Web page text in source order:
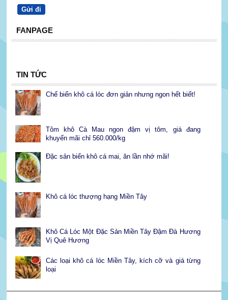
FANPAGE
TIN TỨC
Chế biến khô cá lóc đơn giản nhưng ngon hết biết!
Tôm khô Cà Mau ngon đậm vị tôm, giá đang
khuyến mãi chỉ 560.000/kg
Đặc sản biển khô cá mai, ăn lần nhớ mãi!
Khô cá lóc thượng hạng Miền Tây
Khô Cá Lóc Một Đặc Sản Miền Tây Đậm Đà Hương
Vị Quê Hương
Các loại khô cá lóc Miền Tây, kích cỡ và giá từng
loại